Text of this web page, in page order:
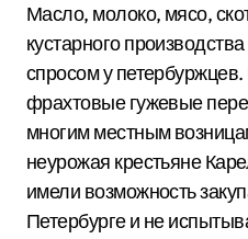
Масло, молоко, мясо,
кустарного
спросом у
фрахтовые гужевые
многим местным
неурожая крестьяне
имели возможность
Петербурге и не